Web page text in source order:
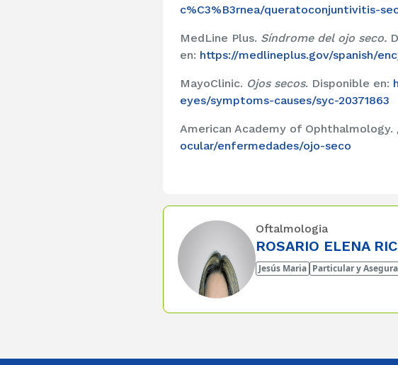
c%C3%B3rnea/queratoconjuntivitis-
MedLine Plus. Síndrome del ojo seco.
en: https://medlineplus.gov/spanish/
MayoClinic. Ojos secos. Disponible en:
eyes/symptoms-causes/syc-20371863
American Academy of Ophthalmology.
ocular/enfermedades/ojo-seco
Oftalmologia
ROSARIO ELENA
Jesús Maria Particular y